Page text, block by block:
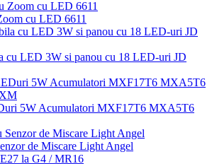
cu LED 6611
cu LED 3W si panou cu 18 LED-uri JD
5W Acumulatori MXF17T6 MXA5T6
de Miscare Light Angel